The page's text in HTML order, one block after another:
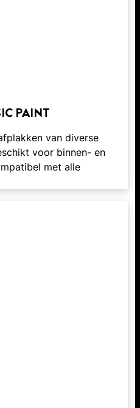
PAINT
van diverse
voor binnen- en
met alle